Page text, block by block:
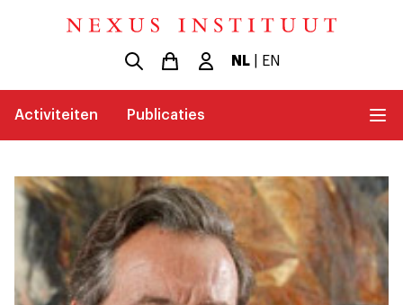
NL| EN
Activiteiten Publicaties